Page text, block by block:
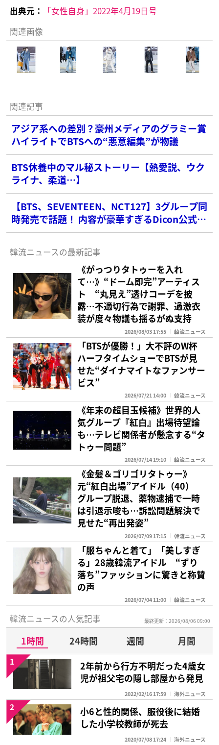
出典元：
「女性自身」2022年4月19日号
関連画像
関連記事
アジア系への差別？豪州メディアのグラミー賞
ハイライトでBTSへの“悪意編集”が物議
BTS休養中のマル秘ストーリー【熱愛説、ウク
ライナ、柔道…】
【BTS、SEVENTEEN、NCT127】3グループ同
時発売で話題！ 内容が豪華すぎるDicon公式フ
ォトカードセットを徹底解説！
韓流ニュースの最新記事
《がっつりタトゥーを入れ
て…》“ドーム即完”アーティス
ト “丸見え”透けコーデを披
露…不適切行為で謝罪、過激衣
装が度々物議も揺るがぬ支持
2026/08/03 17:55 韓流ニュース
「BTSが優勝！」大不評のW杯
ハーフタイムショーでBTSが見
せた“ダイナマイトなファンサー
ビス”
2026/07/21 14:00 韓流ニュース
《年末の超目玉候補》世界的人
気グループ『紅白』出場待望論
も…テレビ関係者が懸念する“タ
トゥー問題”
2026/07/14 19:10 韓流ニュース
《金髪＆ゴリゴリタトゥー》
元“紅白出場”アイドル（40）
グループ脱退、薬物逮捕で一時
は引退示唆も…訴訟問題解決で
見せた“再出発姿”
2026/07/09 17:15 韓流ニュース
「服ちゃんと着て」「美しすぎ
る」28歳韓流アイドル “ずり
落ち”ファッションに驚きと称賛
の声
2026/07/04 11:00 韓流ニュース
韓流ニュースの人気記事 最終更新：2026/08/06 09:00
1時間 24時間 週間
月間
2年前から行方不明だった4歳女
児が祖父宅の隠し部屋から発見
2022/02/16 17:59 海外ニュース
1
小6と性的関係、服役後に結婚
した小学校教師が死去
2020/07/08 17:24 海外ニュース
2